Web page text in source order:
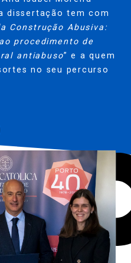
dissertação tem com
Construção Abusiva:
procedimento de
antiabuso” e a quem
no seu percurso